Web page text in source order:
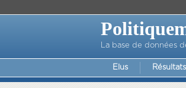
La base de données
Elus